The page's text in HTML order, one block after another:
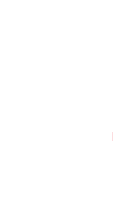
Önder Kaçar |